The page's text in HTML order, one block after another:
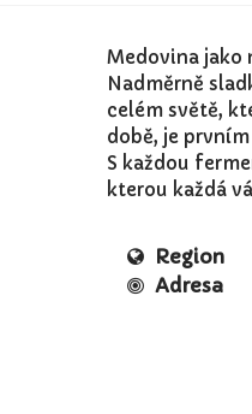
Medovina jako
Nadměrně
celém světě,
době, je
S každou
kterou každá
Region
Adresa